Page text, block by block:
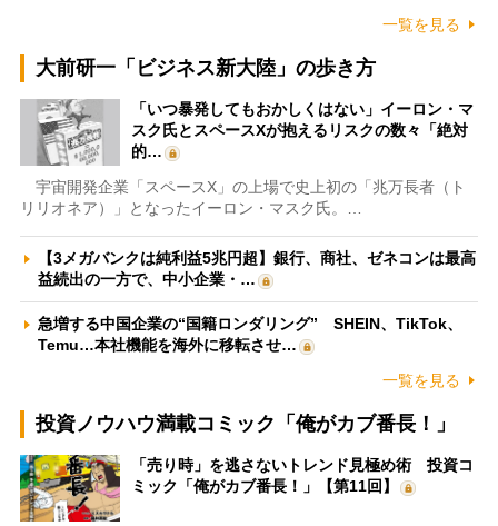
一覧を見る
大前研一「ビジネス新大陸」の歩き方
「いつ暴発してもおかしくはない」イーロン・マ
スク氏とスペースXが抱えるリスクの数々「絶対
的…
宇宙開発企業「スペースX」の上場で史上初の「兆万長者（ト
リリオネア）」となったイーロン・マスク氏。…
【3メガバンクは純利益5兆円超】銀行、商社、ゼネコンは最高
益続出の一方で、中小企業・…
急増する中国企業の“国籍ロンダリング” SHEIN、TikTok、
Temu…本社機能を海外に移転させ…
一覧を見る
投資ノウハウ満載コミック「俺がカブ番長！」
「売り時」を逃さないトレンド見極め術 投資コ
ミック「俺がカブ番長！」【第11回】